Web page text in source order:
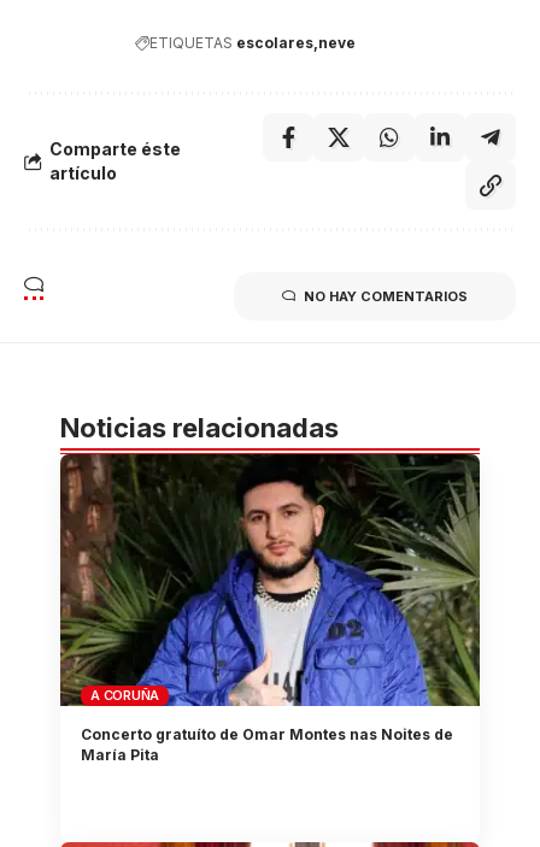
ETIQUETAS escolares neve
Comparte éste
artículo
NO HAY COMENTARIOS
Noticias relacionadas
A CORUÑA
Concerto gratuíto de Omar Montes nas Noites de
María Pita